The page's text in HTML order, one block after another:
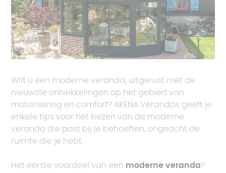
Wilt u een moderne veranda, uitgerust met de
nieuwste ontwikkelingen op het gebied van
motorisering en comfort? AKENA Vérandas geeft je
enkele tips voor het kiezen van de moderne
veranda die past bij je behoeften, ongeacht de
ruimte die je hebt.
Het eerste voordeel van een moderne veranda?